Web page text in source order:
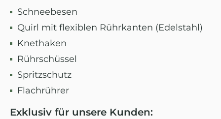
Schneebesen
Quirl mit flexiblen Rührkanten (Edelstahl)
Knethaken
Rührschüssel
Spritzschutz
Flachrührer
Exklusiv für unsere Kunden: